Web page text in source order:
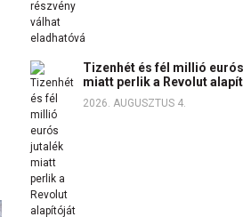
Tizenhét és fél millió
miatt perlik a Revolut
2026. AUGUSZTUS 4.